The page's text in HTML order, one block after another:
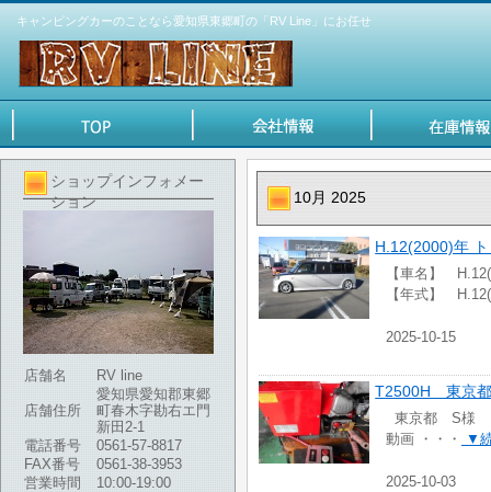
キャンピングカーのことなら愛知県東郷町の「RV Line」にお任せ
ショップインフォメー
ション
店舗名 RV line
店舗住所
愛知県愛知郡東郷
町春木字勘右エ門
新田2-1
電話番号
0561-57-8817
FAX番号
0561-38-3953
営業時間
10:00-19:00
10月 2025
H.12(2000)年
【車名】
【年式】
2025-10-15
T2500H 東京
東京都 S様
動画 ・・・
▼
2025-10-03